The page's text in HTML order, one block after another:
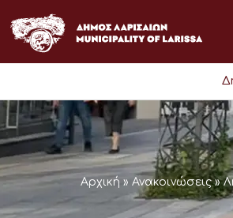
στο
περιεχόμενο
Αρχική » Ανακοινώσεις»